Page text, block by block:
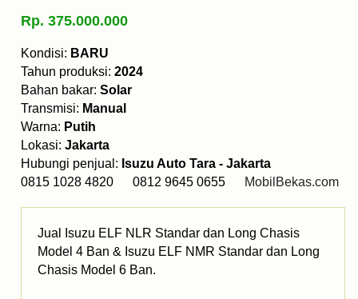
Rp. 375.000.000
Kondisi: BARU
Tahun produksi: 2024
Bahan bakar: Solar
Transmisi: Manual
Warna: Putih
Lokasi: Jakarta
Hubungi penjual: Isuzu Auto Tara - Jakarta
0815 1028 4820 0812 9645 0655
MobilBekas.com
Jual Isuzu ELF NLR Standar dan Long Chasis
Model 4 Ban & Isuzu ELF NMR Standar dan Long
Chasis Model 6 Ban.